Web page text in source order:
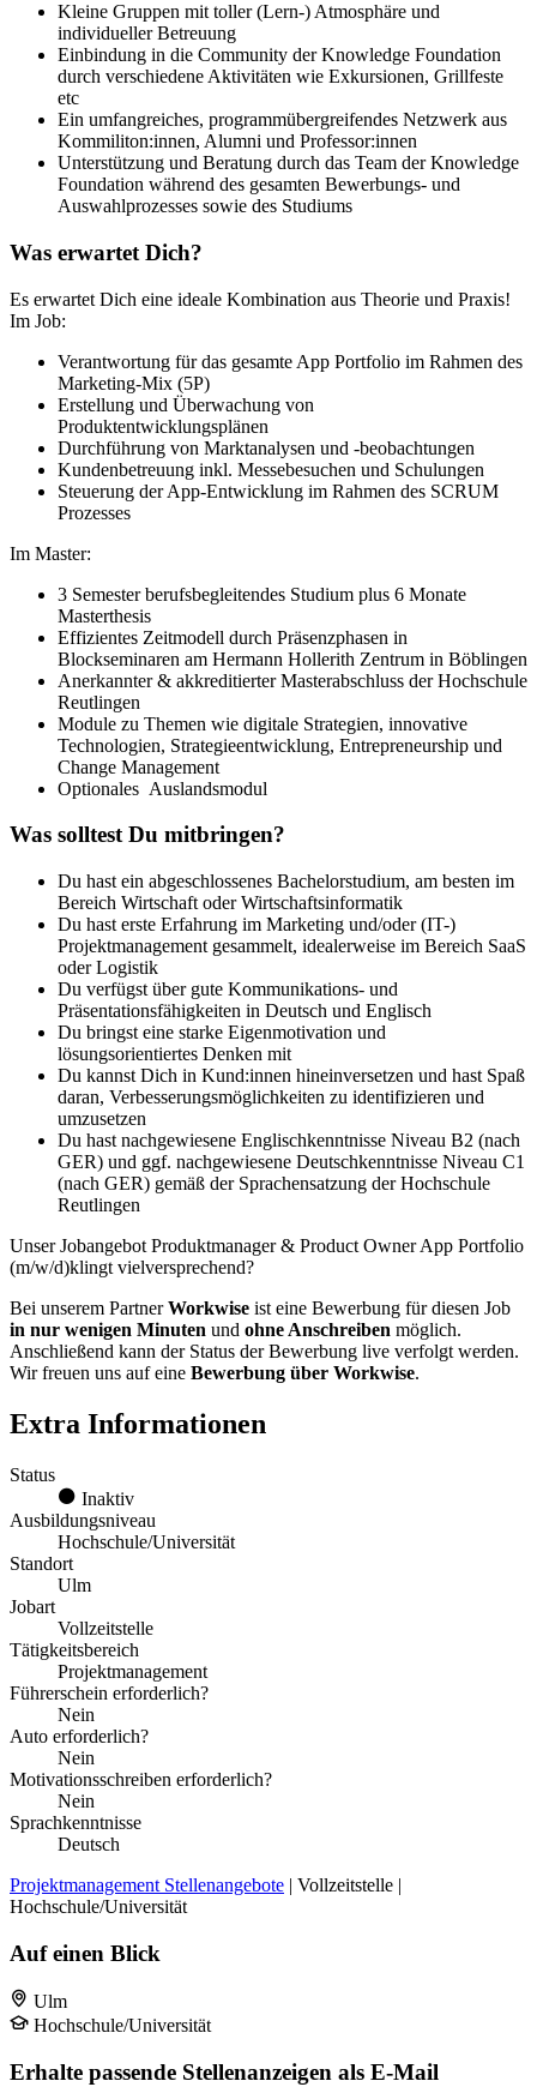
Kleine Gruppen mit toller (Lern-) Atmosphäre und
individueller Betreuung
Einbindung in die Community der Knowledge Foundation
durch verschiedene Aktivitäten wie Exkursionen, Grillfeste
etc
Ein umfangreiches, programmübergreifendes Netzwerk aus
Kommiliton:innen, Alumni und Professor:innen
Unterstützung und Beratung durch das Team der Knowledge
Foundation während des gesamten Bewerbungs- und
Auswahlprozesses sowie des Studiums
Was erwartet Dich?
Es erwartet Dich eine ideale Kombination aus Theorie und Praxis!
Im Job:
Verantwortung für das gesamte App Portfolio im Rahmen des
Marketing-Mix (5P)
Erstellung und Überwachung von
Produktentwicklungsplänen
Durchführung von Marktanalysen und -beobachtungen
Kundenbetreuung inkl. Messebesuchen und Schulungen
Steuerung der App-Entwicklung im Rahmen des SCRUM
Prozesses
Im Master:
3 Semester berufsbegleitendes Studium plus 6 Monate
Masterthesis
Effizientes Zeitmodell durch Präsenzphasen in
Blockseminaren am Hermann Hollerith Zentrum in Böblingen
Anerkannter & akkreditierter Masterabschluss der Hochschule
Reutlingen
Module zu Themen wie digitale Strategien, innovative
Technologien, Strategieentwicklung, Entrepreneurship und
Change Management
Optionales Auslandsmodul
Was solltest Du mitbringen?
Du hast ein abgeschlossenes Bachelorstudium, am besten im
Bereich Wirtschaft oder Wirtschaftsinformatik
Du hast erste Erfahrung im Marketing und/oder (IT-)
Projektmanagement gesammelt, idealerweise im Bereich SaaS
oder Logistik
Du verfügst über gute Kommunikations- und
Präsentationsfähigkeiten in Deutsch und Englisch
Du bringst eine starke Eigenmotivation und
lösungsorientiertes Denken mit
Du kannst Dich in Kund:innen hineinversetzen und hast Spaß
daran, Verbesserungsmöglichkeiten zu identifizieren und
umzusetzen
Du hast nachgewiesene Englischkenntnisse Niveau B2 (nach
GER) und ggf. nachgewiesene Deutschkenntnisse Niveau C1
(nach GER) gemäß der Sprachensatzung der Hochschule
Reutlingen
Unser Jobangebot Produktmanager & Product Owner App Portfolio
(m/w/d)klingt vielversprechend?
Bei unserem PartnerWorkwise ist eine Bewerbung für diesen Job
in nur wenigen Minuten und ohne Anschreiben möglich.
Anschließend kann der Status der Bewerbung live verfolgt werden.
Wir freuen uns auf eine Bewerbung über Workwise.
Extra Informationen
Status
Inaktiv
Ausbildungsniveau
Hochschule/Universität
Standort
Ulm
Jobart
Vollzeitstelle
Tätigkeitsbereich
Projektmanagement
Führerschein erforderlich?
Nein
Auto erforderlich?
Nein
Motivationsschreiben erforderlich?
Nein
Sprachkenntnisse
Deutsch
Projektmanagement Stellenangebote | Vollzeitstelle |
Hochschule/Universität
Auf einen Blick
Ulm
Hochschule/Universität
Erhalte passende Stellenanzeigen als E-Mail